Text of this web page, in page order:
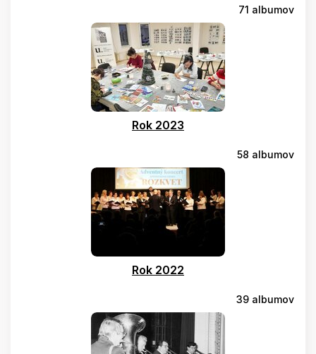
71 albumov
Rok 2023
58 albumov
Rok 2022
39 albumov